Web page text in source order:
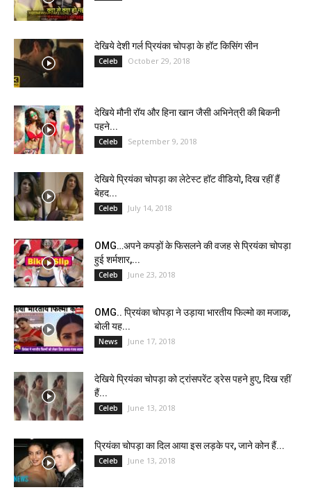
देखिये देशी गर्ल प्रियंका चोपड़ा के हॉट किसिंग सीन
Celeb October 29, 2018
देखिये मौनी रॉय और हिना खान जैसी अभिनेत्री की बिकनी
पहने...
Celeb September 9, 2018
देखिये प्रियंका चोपड़ा का लेटेस्ट हॉट वीडियो, दिख रहीं हैं
बेहद...
Celeb July 14, 2018
OMG…अपने कपड़ों के फिसलने की वजह से प्रियंका चोपड़ा
हुई शर्मशार,...
Celeb June 23, 2018
OMG.. प्रियंका चोपड़ा ने उड़ाया भारतीय फिल्मो का मजाक,
बोली यह...
News June 17, 2018
देखिये प्रियंका चोपड़ा को ट्रांसपरेंट ड्रेस पहने हुए, दिख रहीं
हैं...
Celeb June 13, 2018
प्रियंका चोपड़ा का दिल आया इस लड़के पर, जाने कोन हैं...
Celeb June 13, 2018